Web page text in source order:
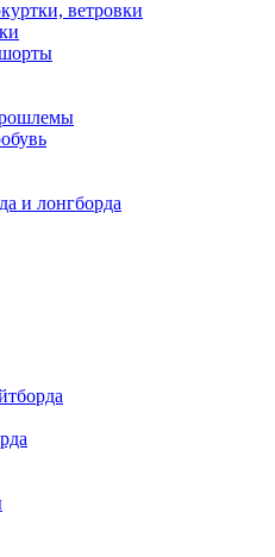
ветровки
и лонгборда